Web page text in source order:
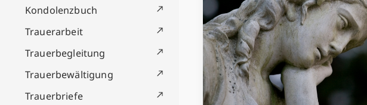
Kondolenzbuch
Trauerarbeit
Trauerbegleitung
Trauerbewältigung
Trauerbriefe